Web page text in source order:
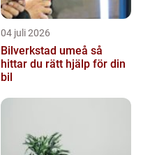
04 juli 2026
Bilverkstad umeå så
hittar du rätt hjälp för din
bil